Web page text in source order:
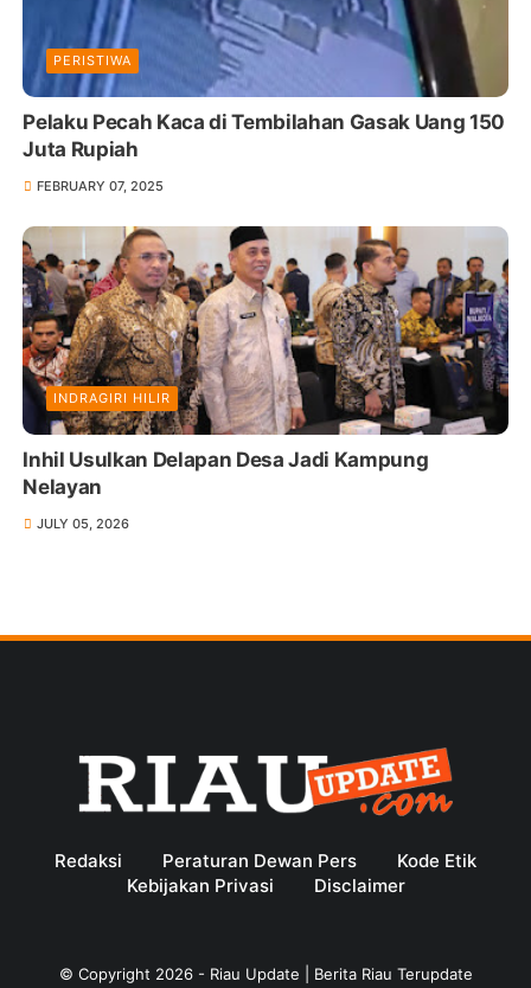
PERISTIWA
Pelaku Pecah Kaca di Tembilahan Gasak Uang 150
Juta Rupiah
FEBRUARY 07, 2025
INDRAGIRI HILIR
Inhil Usulkan Delapan Desa Jadi Kampung
Nelayan
JULY 05, 2026
Redaksi Peraturan Dewan Pers
Kode Etik
Kebijakan Privasi
Disclaimer
© Copyright 2026- Riau Update | Berita Riau Terupdate